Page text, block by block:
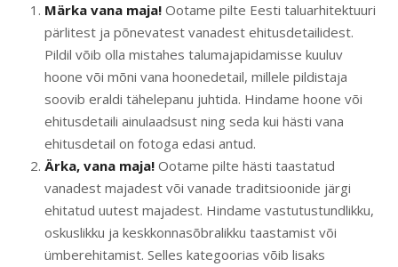
Märka vana maja! Ootame pilte Eesti taluarhitektuuri
pärlitest ja põnevatest vanadest ehitusdetailidest.
Pildil võib olla mistahes talumajapidamisse kuuluv
hoone või mõni vana hoonedetail, millele pildistaja
soovib eraldi tähelepanu juhtida. Hindame hoone või
ehitusdetaili ainulaadsust ning seda kui hästi vana
ehitusdetail on fotoga edasi antud.
Ärka, vana maja! Ootame pilte hästi taastatud
vanadest majadest või vanade traditsioonide järgi
ehitatud uutest majadest. Hindame vastutustundlikku,
oskuslikku ja keskkonnasõbralikku taastamist või
ümberehitamist. Selles kategoorias võib lisaks